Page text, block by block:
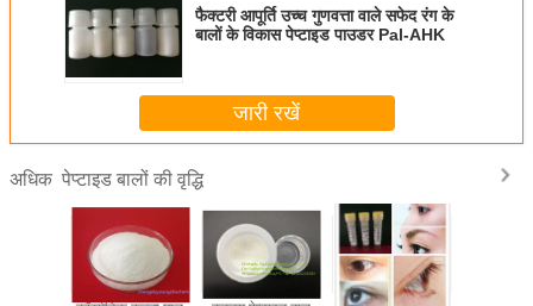
फैक्टरी आपूर्ति उच्च गुणवत्ता वाले सफेद रंग के
बालों के विकास पेप्टाइड पाउडर Pal-AHK
जारी रखें
अधिक पेप्टाइड बालों की वृद्धि